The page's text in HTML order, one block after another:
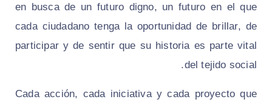
en busca de un futuro digno, un futuro en el que
cada ciudadano tenga la oportunidad de brillar, de
participar y de sentir que su historia es parte vital
del tejido social.
Cada acción, cada iniciativa y cada proyecto que